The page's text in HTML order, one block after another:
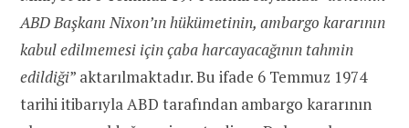
ABD Başkanı Nixon’ın hükümetinin, ambargo kararının
kabul edilmemesi için çaba harcayacağının tahmin
edildiği” aktarılmaktadır. Bu ifade 6 Temmuz 1974
tarihi itibarıyla ABD tarafından ambargo kararının